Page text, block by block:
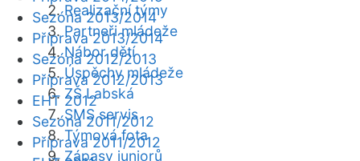
Realizační týmy
Partneři mládeže
Nábor dětí
Úspěchy mládeže
ZŠ Labská
SMS servis
Týmová fota
Zápasy juniorů
Sezóna 2013/2014
Příprava 2013/2014
Sezóna 2012/2013
Příprava 2012/2013
EHT 2012
Sezóna 2011/2012
Příprava 2011/2012